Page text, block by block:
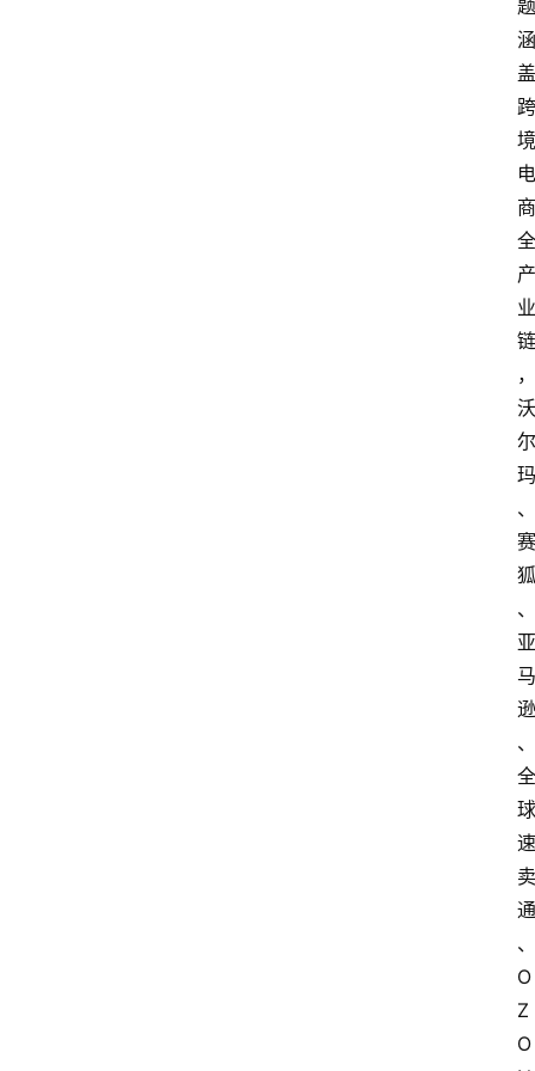
题
涵
盖
跨
境
电
商
全
产
业
链
，
沃
尔
玛
、
赛
狐
、
亚
马
逊
、
全
球
速
卖
通
、
O
Z
O